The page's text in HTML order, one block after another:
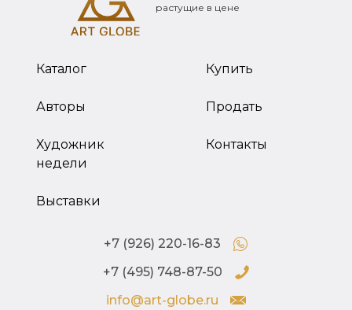
растущие в цене
Каталог
Авторы
Художник
недели
Выставки
Купить
Продать
Контакты
+7 (926) 220-16-83
+7 (495) 748-87-50
info@art-globe.ru